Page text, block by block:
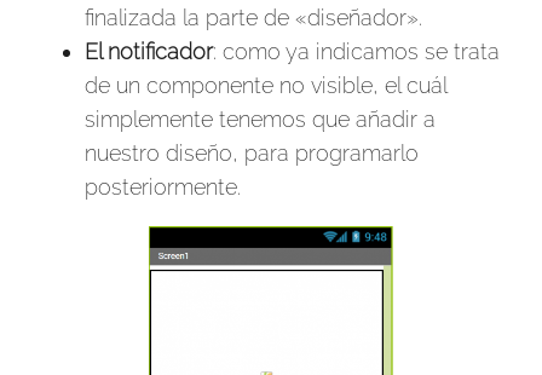
finalizada la parte de «diseñador».
El notificador: como ya indicamos se trata
de un componente no visible, el cuál
simplemente tenemos que añadir a
nuestro diseño, para programarlo
posteriormente.